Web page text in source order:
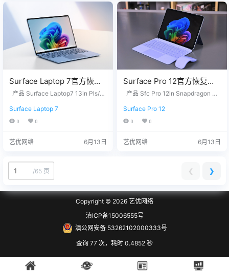
任何问题请联系我们，服务包满
意。 2…
Surface Laptop 7官方恢复
镜像24H2版本
0_2025.603.10570967.zip
网盘下载
产品 Surface Laptop7 13in Pls/1
24H2 Surface Laptop7 15in BSKU
- Windows 11 Home Version 24H2
…
Surface Laptop 7
0 0
艺优网络 6月13日
Surface Pro 12官方恢复镜
像25H2版本
napdragon_BMR_172010_2
026.129.11766857.zip网盘
产品 Sfc Pro 12in Snapdragon P/
n 25H2 没有找到您需要的文件？
请联系我们，提供您设备上的12位
87650007 站长推荐 1. 购买之前请
Surface Pro 12
0 0
艺优网络 6月13日
/65 页 ❮ ❯
Copyright © 2026 艺优网络
滇ICP备15006555号
滇公网安备 53262102000333号
查询 77 次，耗时 0.4852 秒